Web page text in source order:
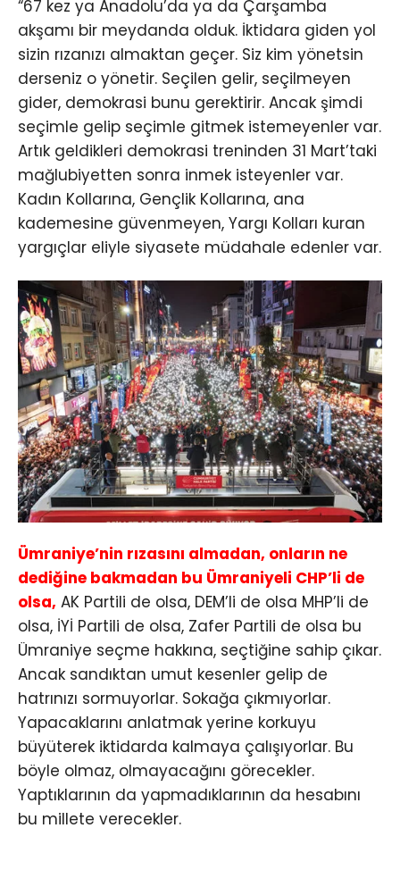
“67 kez ya Anadolu’da ya da Çarşamba
akşamı bir meydanda olduk. İktidara giden yol
sizin rızanızı almaktan geçer. Siz kim yönetsin
derseniz o yönetir. Seçilen gelir, seçilmeyen
gider, demokrasi bunu gerektirir. Ancak şimdi
seçimle gelip seçimle gitmek istemeyenler var.
Artık geldikleri demokrasi treninden 31 Mart’taki
mağlubiyetten sonra inmek isteyenler var.
Kadın Kollarına, Gençlik Kollarına, ana
kademesine güvenmeyen, Yargı Kolları kuran
yargıçlar eliyle siyasete müdahale edenler var.
Ümraniye’nin rızasını almadan, onların ne
dediğine bakmadan bu Ümraniyeli CHP’li de
olsa, AK Partili de olsa, DEM’li de olsa MHP’li de
olsa, İYİ Partili de olsa, Zafer Partili de olsa bu
Ümraniye seçme hakkına, seçtiğine sahip çıkar.
Ancak sandıktan umut kesenler gelip de
hatrınızı sormuyorlar. Sokağa çıkmıyorlar.
Yapacaklarını anlatmak yerine korkuyu
büyüterek iktidarda kalmaya çalışıyorlar. Bu
böyle olmaz, olmayacağını görecekler.
Yaptıklarının da yapmadıklarının da hesabını
bu millete verecekler.